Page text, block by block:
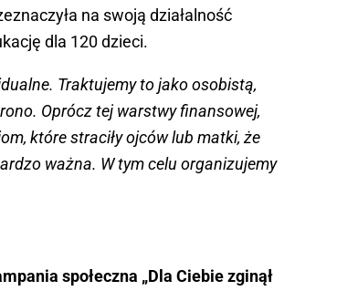
na swoją działalność
dla 120 dzieci.
Traktujemy to jako osobistą,
Oprócz tej warstwy finansowej,
które straciły ojców lub matki, że
ważna. W tym celu organizujemy
społeczna „Dla Ciebie zginął